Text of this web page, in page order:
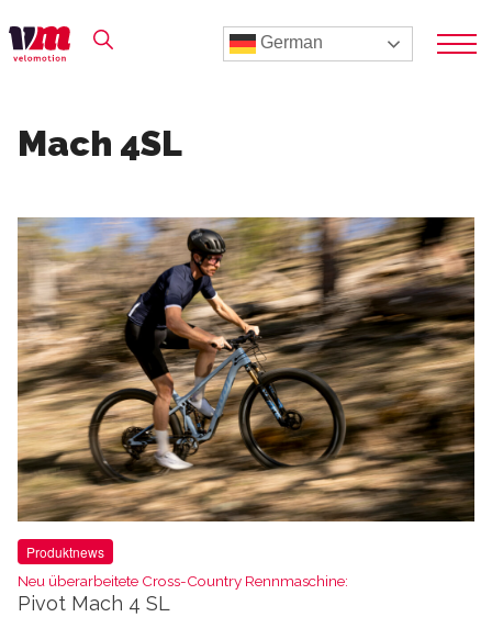
German
Mach 4SL
Produktnews
Neu überarbeitete Cross-Country Rennmaschine:
Pivot Mach 4 SL